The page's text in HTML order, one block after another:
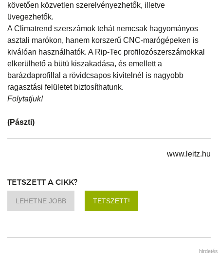
követően közvetlen szerelvényezhetők, illetve
üvegezhetők.
A Climatrend szerszámok tehát nemcsak hagyományos
asztali marókon, hanem korszerű CNC-marógépeken is
kiválóan használhatók. A Rip-Tec profilozószerszámokkal
elkerülhető a bütü kiszakadása, és emellett a
barázdaprofillal a rövidcsapos kivitelnél is nagyobb
ragasztási felületet biztosíthatunk.
Folytatjuk!
(Pászti)
www.leitz.hu
TETSZETT A CIKK?
LEHETNE JOBB TETSZETT!
hirdetés